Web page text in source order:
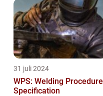
31 juli 2024
WPS: Welding Procedure
Specification